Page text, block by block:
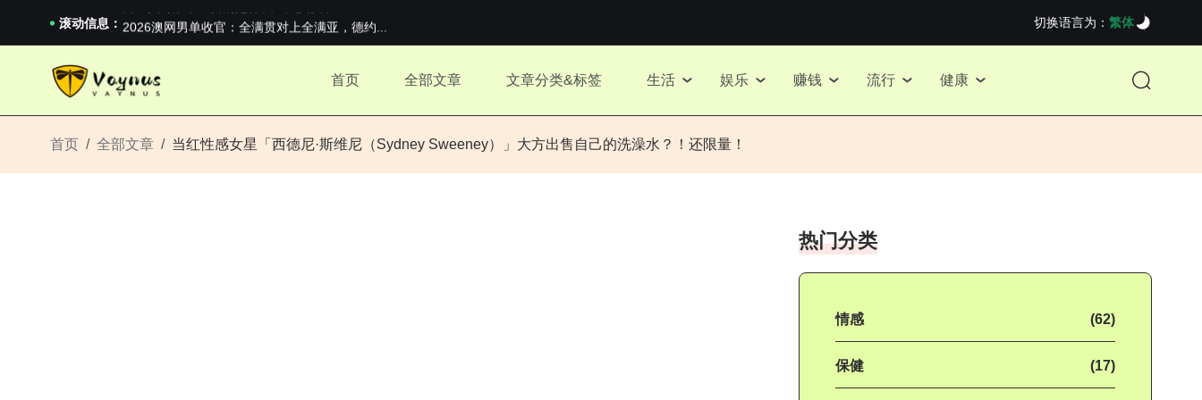
滚动信息： 2026澳网男单收官：全满贯对上全满亚，德约...
《巅峰守卫 Highguard》正式上线，官...
2026澳网男单收官：全满贯对上全满亚，德约...
切换语言为： 繁体
首页 全部文章 文章分类&标签 生活 娱乐 赚钱 流行 健康
首页 全部文章 当红性感女星「西德尼·斯维尼（Sydney Sweeney）」大方出售自己的洗澡水？！还限量！
热门分类
情感 (62)
保健 (17)